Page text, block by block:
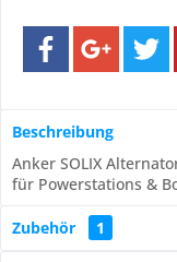
Beschreibung
Anker SOLIX
für Powerstations &
Zubehör 1